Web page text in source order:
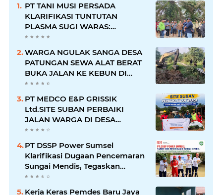
PT TANI MUSI PERSADA
KLARIFIKASI TUNTUTAN
PLASMA SUGI WARAS:
KEWAJIBAN TELAH DIPENUHI,
WARGA NGULAK SANGA DESA
PATUNGAN SEWA ALAT BERAT
BUKA JALAN KE KEBUN DI
KELURAHAN NGULAK
PT MEDCO E&P GRISSIK
Ltd.SITE SUBAN PERBAIKI
JALAN WARGA DI DESA
MACANG SAKTI KECAMATAN
PT DSSP Power Sumsel
Klarifikasi Dugaan Pencemaran
Sungai Mendis, Tegaskan
Operasional Sesuai Aturan
Kerja Keras Pemdes Baru Jaya